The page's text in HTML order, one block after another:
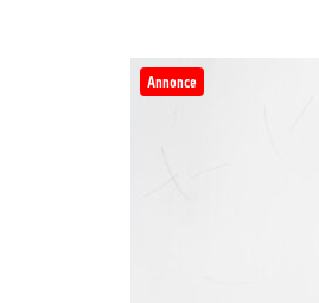
Annonce